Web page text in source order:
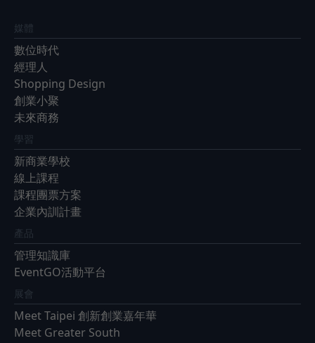
媒體
數位時代
經理人
Shopping Design
創業小聚
未來商務
學習
新商業學校
線上課程
課程團票方案
企業內訓計畫
產品
管理知識庫
EventGO活動平台
展會
Meet Taipei 創新創業嘉年華
Meet Greater South